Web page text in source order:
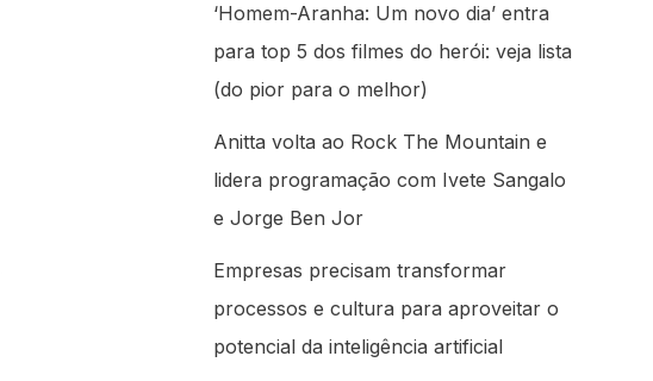
‘Homem-Aranha: Um novo dia’ entra
para top 5 dos filmes do herói: veja lista
(do pior para o melhor)
Anitta volta ao Rock The Mountain e
lidera programação com Ivete Sangalo
e Jorge Ben Jor
Empresas precisam transformar
processos e cultura para aproveitar o
potencial da inteligência artificial